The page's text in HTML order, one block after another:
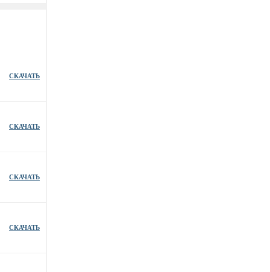
СКАЧАТЬ
СКАЧАТЬ
СКАЧАТЬ
СКАЧАТЬ